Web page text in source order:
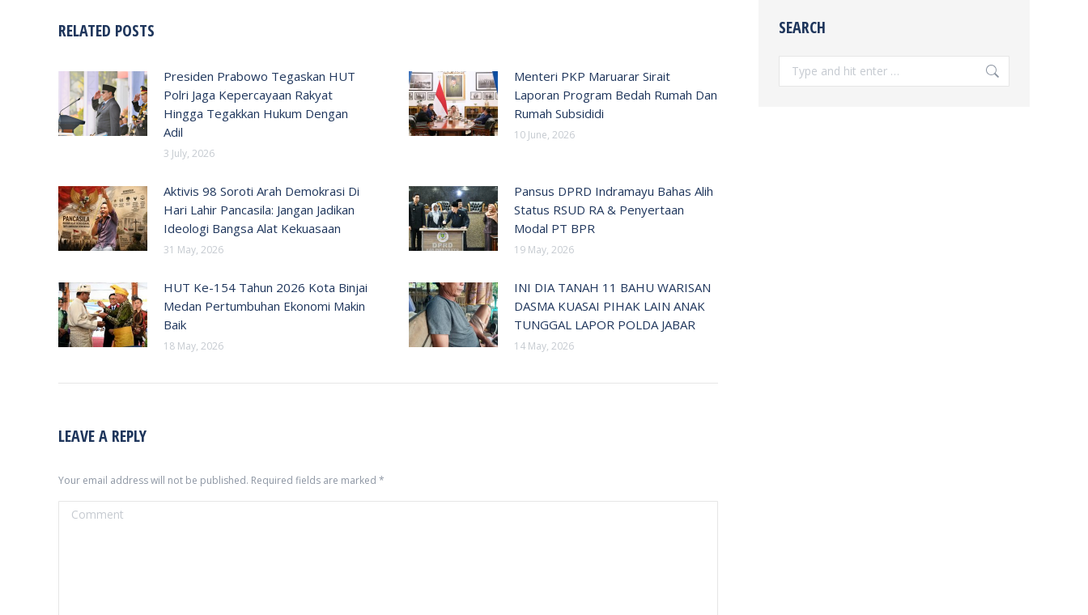
RELATED POSTS
Presiden Prabowo Tegaskan HUT
Polri Jaga Kepercayaan Rakyat
Hingga Tegakkan Hukum Dengan
Adil
3 July, 2026
Menteri PKP Maruarar Sirait
Laporan Program Bedah Rumah Dan
Rumah Subsididi
10 June, 2026
Aktivis 98 Soroti Arah Demokrasi Di
Hari Lahir Pancasila: Jangan Jadikan
Ideologi Bangsa Alat Kekuasaan
31 May, 2026
Pansus DPRD Indramayu Bahas Alih
Status RSUD RA & Penyertaan
Modal PT BPR
19 May, 2026
HUT Ke-154 Tahun 2026 Kota Binjai
Medan Pertumbuhan Ekonomi Makin
Baik
18 May, 2026
INI DIA TANAH 11 BAHU WARISAN
DASMA KUASAI PIHAK LAIN ANAK
TUNGGAL LAPOR POLDA JABAR
14 May, 2026
LEAVE A REPLY
Your email address will not be published. Required fields are marked *
Comment
SEARCH
Search: